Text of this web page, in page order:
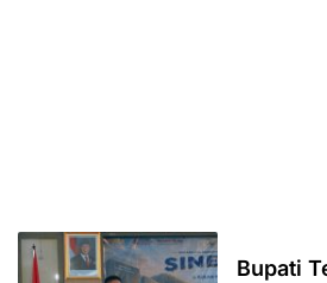
Bupati